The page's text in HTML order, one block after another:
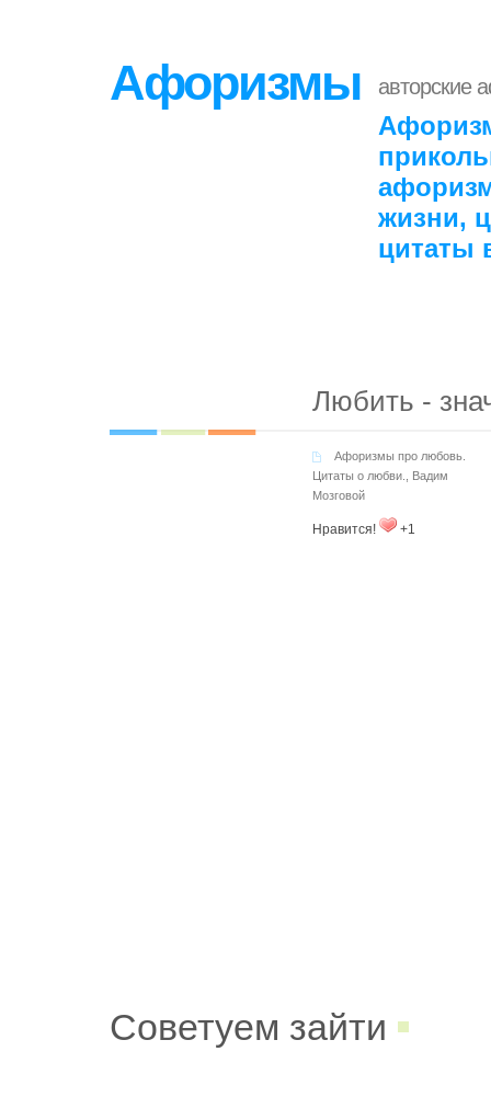
Афоризмы авторские
жизни,
цитаты
Любить -
Афоризмы про любовь.
Цитаты о любви.
Вадим
Мозговой
Нравится! +1
Советуем зайти